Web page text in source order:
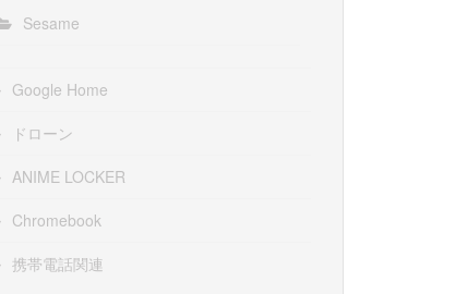
Sesame
Google Home
ドローン
ANIME LOCKER
Chromebook
携帯電話関連